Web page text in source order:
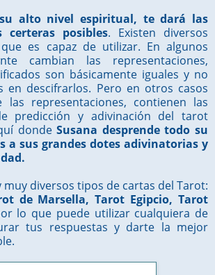
alto nivel espiritual, te dará las
certeras posibles. Existen diversos
es capaz de utilizar. En algunos
cambian las representaciones,
son básicamente iguales y no
en descifrarlos. Pero en otros casos
las representaciones, contienen las
predicción y adivinación del tarot
dondeSusana desprende todo su
a sus grandes dotes adivinatorias y
muy diversos tipos de cartas del Tarot:
de Marsella, Tarot Egipcio, Tarot
lo que puede utilizar cualquiera de
tus respuestas y darte la mejor